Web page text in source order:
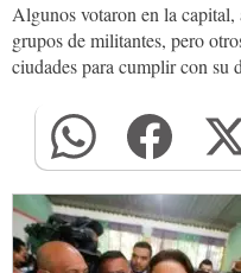
Algunos votaron en la
grupos de militantes, pero
ciudades para cumplir con su